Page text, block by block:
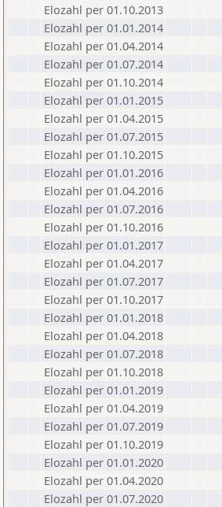
Elozahl per 01.10.2013
Elozahl per 01.01.2014
Elozahl per 01.04.2014
Elozahl per 01.07.2014
Elozahl per 01.10.2014
Elozahl per 01.01.2015
Elozahl per 01.04.2015
Elozahl per 01.07.2015
Elozahl per 01.10.2015
Elozahl per 01.01.2016
Elozahl per 01.04.2016
Elozahl per 01.07.2016
Elozahl per 01.10.2016
Elozahl per 01.01.2017
Elozahl per 01.04.2017
Elozahl per 01.07.2017
Elozahl per 01.10.2017
Elozahl per 01.01.2018
Elozahl per 01.04.2018
Elozahl per 01.07.2018
Elozahl per 01.10.2018
Elozahl per 01.01.2019
Elozahl per 01.04.2019
Elozahl per 01.07.2019
Elozahl per 01.10.2019
Elozahl per 01.01.2020
Elozahl per 01.04.2020
Elozahl per 01.07.2020